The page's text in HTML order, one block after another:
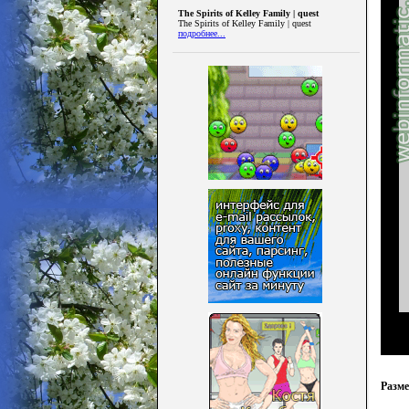
The Spirits of Kelley Family | quest
The Spirits of Kelley Family | quest
подробнее...